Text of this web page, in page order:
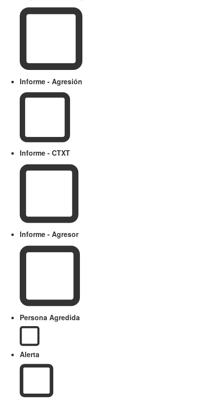
Informe - Agresión
Informe - CTXT
Informe - Agresor
Persona Agredida
Alerta